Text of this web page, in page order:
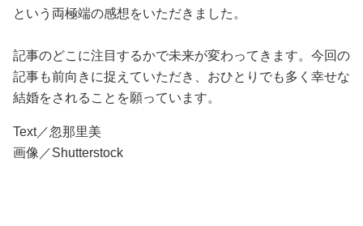
という両極端の感想をいただきました。
記事のどこに注目するかで未来が変わってきます。今回の
記事も前向きに捉えていただき、おひとりでも多く幸せな
結婚をされることを願っています。
Text／忽那里美
画像／Shutterstock